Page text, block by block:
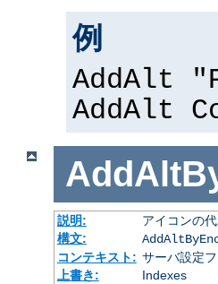
例
AddAlt
AddAlt
説明:
アイコンの
構文:
コンテキスト: サーバ設定
上書き:
Indexes